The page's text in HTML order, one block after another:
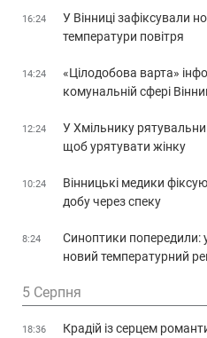
16:24
У Вінниці зафіксували
температури повітря
14:24
«Цілодобова варта»
комунальній сфері
12:24
У Хмільнику
щоб урятувати жінку
10:24
Вінницькі медики
добу через спеку
8:24
Синоптики попередили:
новий температурний
5 Серпня
18:36
Крадій із серцем